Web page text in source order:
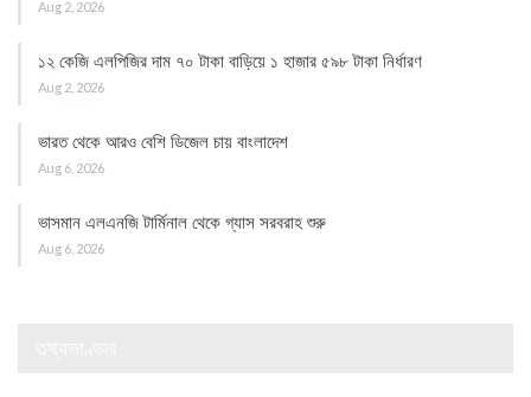
Aug 2, 2026
১২ কেজি এলপিজির দাম ৭০ টাকা বাড়িয়ে ১ হাজার ৫৯৮ টাকা নির্ধারণ
Aug 2, 2026
ভারত থেকে আরও বেশি ডিজেল চায় বাংলাদেশ
Aug 6, 2026
ভাসমান এলএনজি টার্মিনাল থেকে গ্যাস সরবরাহ শুরু
Aug 6, 2026